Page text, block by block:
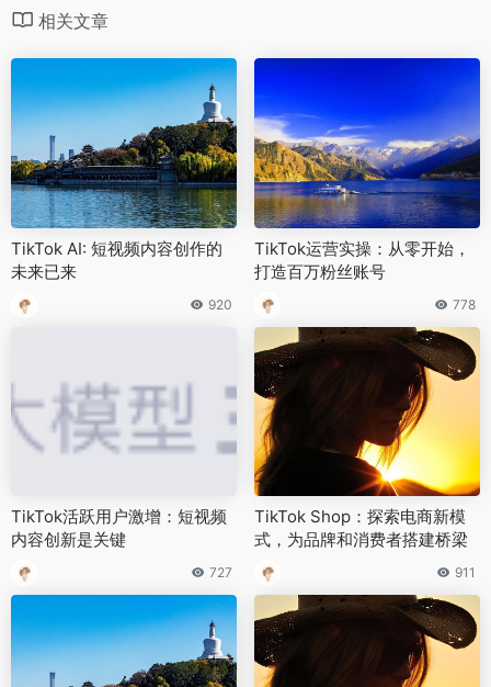
相关文章
TikTok AI: 短视频内容创作的
未来已来
920
TikTok运营实操：从零开始，
打造百万粉丝账号
778
TikTok活跃用户激增：短视频
内容创新是关键
727
TikTok Shop：探索电商新模
式，为品牌和消费者搭建桥梁
911